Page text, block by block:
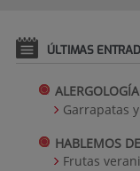
ÚLTIMAS
Garrapatas
HABLEMOS
Frutas